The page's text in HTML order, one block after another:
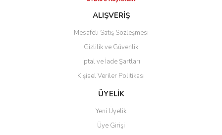
ALIŞVERİŞ
Mesafeli Satış Sözleşmesi
Gizlilik ve Güvenlik
İptal ve İade Şartları
Kişisel Veriler Politikası
ÜYELİK
Yeni Üyelik
Üye Girişi